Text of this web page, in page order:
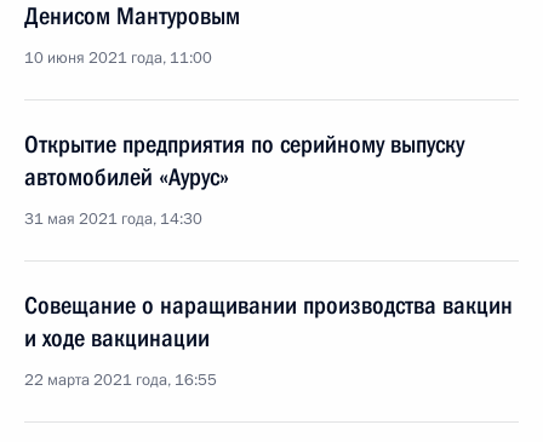
Денисом Мантуровым
10 июня 2021 года, 11:00
Открытие предприятия по серийному выпуску
автомобилей «Аурус»
31 мая 2021 года, 14:30
Совещание о наращивании производства вакцин
и ходе вакцинации
22 марта 2021 года, 16:55